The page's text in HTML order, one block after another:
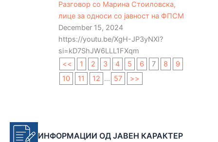
Разговор со Марина Стоиловска,
лице за односи со јавност на ФПСМ
December 15, 2024
https://youtu.be/XgH-JP3yNXI?
si=kD7ShJW6LLL1FXqm
<<
1 2 3 4 5 6 7 8
9
10
11 12 ... 57 >>
ИНФОРМАЦИИ ОД ЈАВЕН КАРАКТЕР